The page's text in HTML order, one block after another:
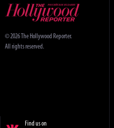
© 2026 The Hollywood Reporter.
All rights reserved.
Find us on